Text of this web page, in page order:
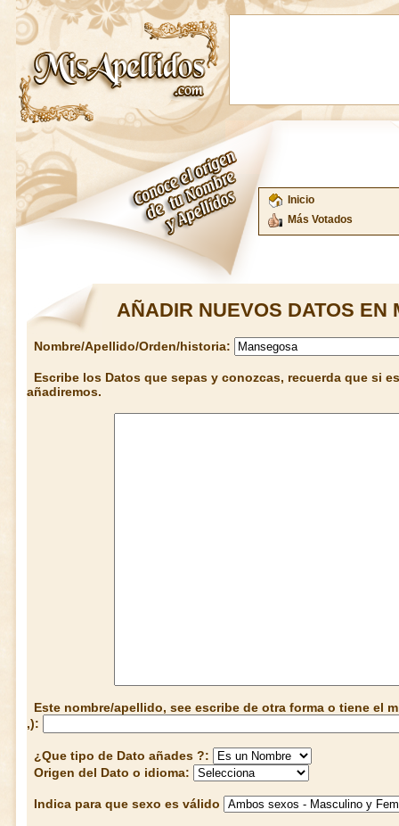
Inicio
Más Votados
AÑADIR NUEVOS DATOS EN
Nombre/Apellido/Orden/historia:
Escribe los Datos que sepas y conozcas, recuerda que si
añadiremos.
Este nombre/apellido, see escribe de otra forma o tiene el
,):
¿Que tipo de Dato añades ?:
Origen del Dato o idioma:
Indica para que sexo es válido